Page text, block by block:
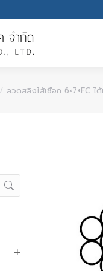
ลวดสลิงไส้เชือก 6×7+FC ไ